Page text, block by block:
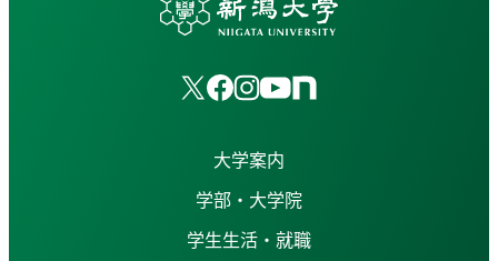
大学案内
学部・大学院
学生生活・就職